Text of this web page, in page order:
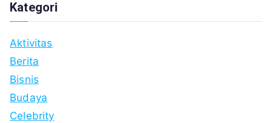
Kategori
Aktivitas
Berita
Bisnis
Budaya
Celebrity